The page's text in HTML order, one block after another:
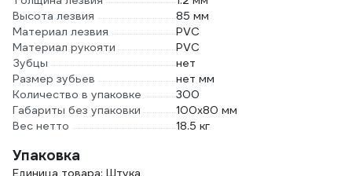
Высота лезвия
85 мм
Материал лезвия
PVC
Материал рукояти
PVC
Зубцы
нет
Размер зубьев
нет мм
Количество в упаковке
300
Габариты без упаковки
100х80 мм
Вес нетто
18.5 кг
Упаковка
Единица товара: Штука